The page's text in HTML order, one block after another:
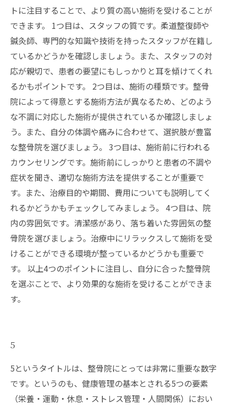
トに注目することで、より質の高い施術を受けることが
できます。 1つ目は、スタッフの質です。柔道整復師や
鍼灸師、専門的な知識や技術を持ったスタッフが在籍し
ているかどうかを確認しましょう。また、スタッフの対
応が親切で、患者の要望にもしっかりと耳を傾けてくれ
るかもポイントです。 2つ目は、施術の種類です。整骨
院によって得意とする施術方法が異なるため、どのよう
な不調に対応した施術が提供されているか確認しましょ
う。また、自分の体調や痛みに合わせて、選択肢が豊富
な整骨院を選びましょう。 3つ目は、施術前に行われる
カウンセリングです。施術前にしっかりと患者の不調や
症状を聞き、適切な施術方法を提供することが重要で
す。また、治療目的や期間、費用についても説明してく
れるかどうかもチェックしてみましょう。 4つ目は、院
内の雰囲気です。清潔感があり、落ち着いた雰囲気の整
骨院を選びましょう。治療中にリラックスして施術を受
けることができる環境が整っているかどうかも重要で
す。 以上4つのポイントに注目し、自分に合った整骨院
を選ぶことで、より効果的な施術を受けることができま
す。
5
5というタイトルは、整骨院にとっては非常に重要な数字
です。というのも、健康管理の基本とされる5つの要素
（栄養・運動・休息・ストレス管理・人間関係）におい